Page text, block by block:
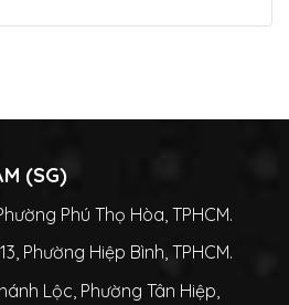
(SG)
Phú Thọ Hòa, TPHCM.
Phường Hiệp Bình, TPHCM.
Lộc, Phường Tân Hiệp,